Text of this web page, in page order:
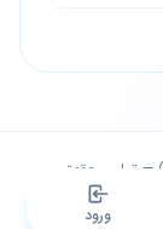
) — تمامی حقوق
ورود